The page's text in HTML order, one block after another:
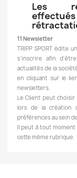
Les
11 Newsletter
TRIPP SPORT édite
s’inscrire afin
actualités de la
en cliquant sur le
newsletters.
Le Client peut
lors de la création
préférences au sein
Il peut à tout
cette même rubrique.